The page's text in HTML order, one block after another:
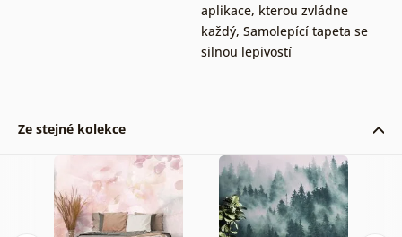
aplikace, kterou zvládne
každý, Samolepící tapeta se
silnou lepivostí
Ze stejné kolekce